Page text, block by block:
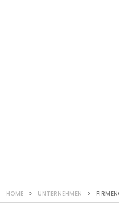
HOME > UNTERNEHMEN >